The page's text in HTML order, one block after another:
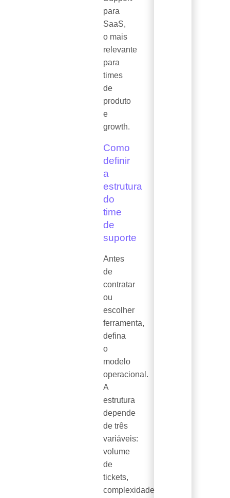
para
SaaS,
o mais
relevante
para
times
de
produto
e
growth.
Como
definir
a
estrutura
do
time
de
suporte
Antes
de
contratar
ou
escolher
ferramenta,
defina
o
modelo
operacional.
A
estrutura
depende
de três
variáveis:
volume
de
tickets,
complexidade